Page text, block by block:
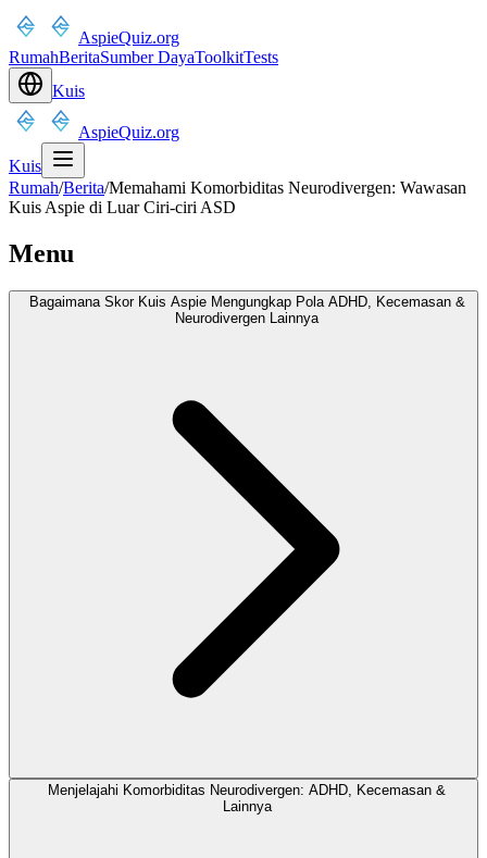
AspieQuiz.org
RumahBeritaSumber DayaToolkitTests
Kuis
AspieQuiz.org
Kuis
Rumah/Berita/Memahami Komorbiditas Neurodivergen: Wawasan
Kuis Aspie di Luar Ciri-ciri ASD
Menu
Bagaimana Skor Kuis Aspie Mengungkap Pola ADHD, Kecemasan &
Neurodivergen Lainnya
Menjelajahi Komorbiditas Neurodivergen: ADHD, Kecemasan &
Lainnya